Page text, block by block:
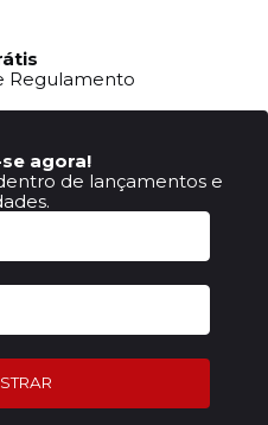
Regulamento
agora!
de lançamentos e